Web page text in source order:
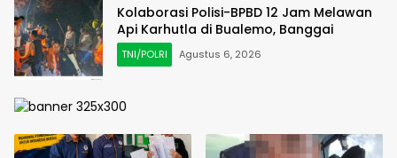
Kolaborasi Polisi-BPBD 12 Jam Melawan
Api Karhutla di Bualemo, Banggai
TNI/POLRI Agustus 6, 2026